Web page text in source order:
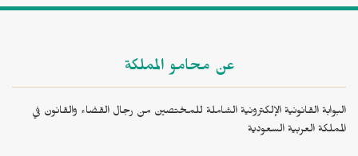
عن محامو المملكة
البوابة القانونية الإلكترونية الشاملة للمختصين من رجال القضاء والقانون في
المملكة العربية السعودية